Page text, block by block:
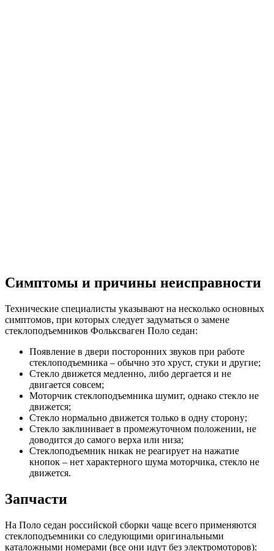
Симптомы и причины неисправности
Технические специалисты указывают на несколько основных
симптомов, при которых следует задуматься о замене
стеклоподъемников Фольксваген Поло седан:
Появление в двери посторонних звуков при работе
стеклоподъемника – обычно это хруст, стуки и другие;
Стекло движется медленно, либо дергается и не
двигается совсем;
Моторчик стеклоподъемника шумит, однако стекло не
движется;
Стекло нормально движется только в одну сторону;
Стекло заклинивает в промежуточном положении, не
доводится до самого верха или низа;
Стеклоподъемник никак не реагирует на нажатие
кнопок – нет характерного шума моторчика, стекло не
движется.
Запчасти
На Поло седан российской сборки чаще всего применяются
стеклоподъемники со следующими оригинальными
каталожными номерами (все они идут без электромоторов):